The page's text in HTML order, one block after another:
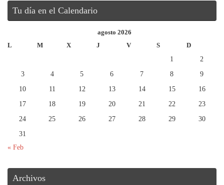
Tu día en el Calendario
agosto 2026
L
M X J V S D
1
2
3
4 5 6 7 8
9
10
11 12 13 14 15
16
17
18 19 20 21 22
23
24
25 26 27 28 29
30
31
« Feb
Archivos